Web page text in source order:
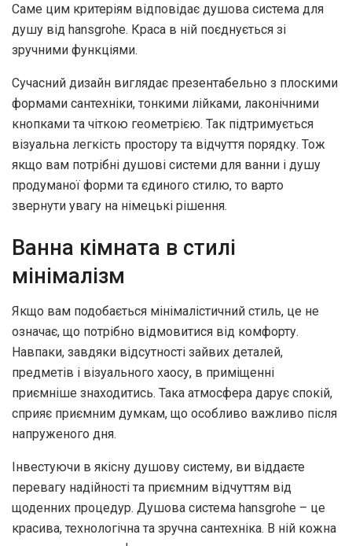
Саме цим критеріям відповідає душова система для
душу від hansgrohe. Краса в ній поєднується зі
зручними функціями.
Сучасний дизайн виглядає презентабельно з плоскими
формами сантехніки, тонкими лійками, лаконічними
кнопками та чіткою геометрією. Так підтримується
візуальна легкість простору та відчуття порядку. Тож
якщо вам потрібні душові системи для ванни і душу
продуманої форми та єдиного стилю, то варто
звернути увагу на німецькі рішення.
Ванна кімната в стилі
мінімалізм
Якщо вам подобається мінімалістичний стиль, це не
означає, що потрібно відмовитися від комфорту.
Навпаки, завдяки відсутності зайвих деталей,
предметів і візуального хаосу, в приміщенні
приємніше знаходитись. Така атмосфера дарує спокій,
сприяє приємним думкам, що особливо важливо після
напруженого дня.
Інвестуючи в якісну душову систему, ви віддаєте
перевагу надійності та приємним відчуттям від
щоденних процедур. Душова система hansgrohe – це
красива, технологічна та зручна сантехніка. В ній кожна